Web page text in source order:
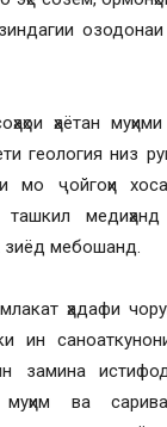
ҳаётан
геология низ
мо ҷойгоҳи
ташкил
зиёд мебошанд.
ҳадафи
ин
муҳим ва